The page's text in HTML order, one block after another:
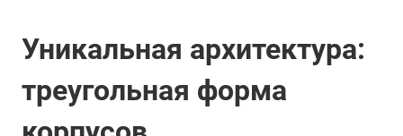
Уникальная архитектура:
треугольная форма